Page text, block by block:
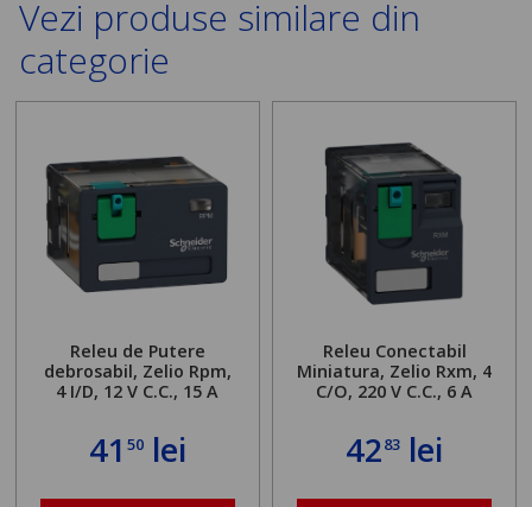
Vezi produse similare din
categorie
Releu de Putere
debrosabil, Zelio Rpm,
4 I/D, 12 V C.C., 15 A
41 50lei
Releu Conectabil
Miniatura, Zelio Rxm, 4
C/O, 220 V C.C., 6 A
4283 lei